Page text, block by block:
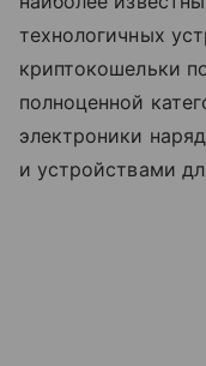
технологичных
криптокошельки
полноценной
электроники
и устройствами